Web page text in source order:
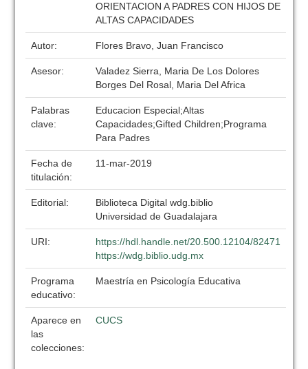
ORIENTACION A PADRES CON HIJOS DE
ALTAS CAPACIDADES
Autor: Flores Bravo, Juan Francisco
Asesor:
Valadez Sierra, Maria De Los Dolores
Borges Del Rosal, Maria Del Africa
Palabras
clave:
Educacion Especial;Altas
Capacidades;Gifted Children;Programa
Para Padres
Fecha de
titulación:
11-mar-2019
Editorial:
Biblioteca Digital wdg.biblio
Universidad de Guadalajara
URI:
https://hdl.handle.net/20.500.12104/82471
https://wdg.biblio.udg.mx
Programa
educativo:
Maestría en Psicología Educativa
Aparece en
las
colecciones:
CUCS